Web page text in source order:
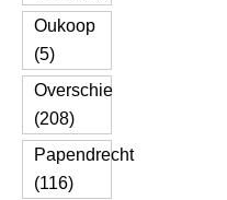
Oukoop
(5)
Overschie
(208)
Papendrecht
(116)